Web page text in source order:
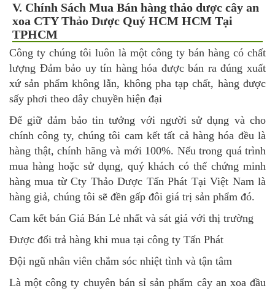
V. Chính Sách Mua Bán hàng thảo dược cây an
xoa CTY Thảo Dược Quý HCM HCM Tại
TPHCM
Công ty chúng tôi luôn là một công ty bán hàng có chất
lượng Đảm bảo uy tín hàng hóa được bán ra đúng xuất
xứ sản phẩm không lẫn, không pha tạp chất, hàng được
sấy phơi theo dây chuyền hiện đại
Để giữ đảm bảo tin tưởng với người sử dụng và cho
chính công ty, chúng tôi cam kết tất cả hàng hóa đều là
hàng thật, chính hãng và mới 100%. Nếu trong quá trình
mua hàng hoặc sử dụng, quý khách có thể chứng minh
hàng mua từ Cty Thảo Dược Tấn Phát Tại Việt Nam là
hàng giả, chúng tôi sẽ đền gấp đôi giá trị sản phẩm đó.
Cam kết bán Giá Bán Lẻ nhất và sát giá với thị trường
Được đổi trả hàng khi mua tại công ty Tấn Phát
Đội ngũ nhân viên chắm sóc nhiệt tình và tận tâm
Là một công ty chuyên bán sỉ sản phẩm cây an xoa đầu